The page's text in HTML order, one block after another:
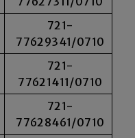
721-
77629341/0710
721-
77621411/0710
721-
77628461/0710